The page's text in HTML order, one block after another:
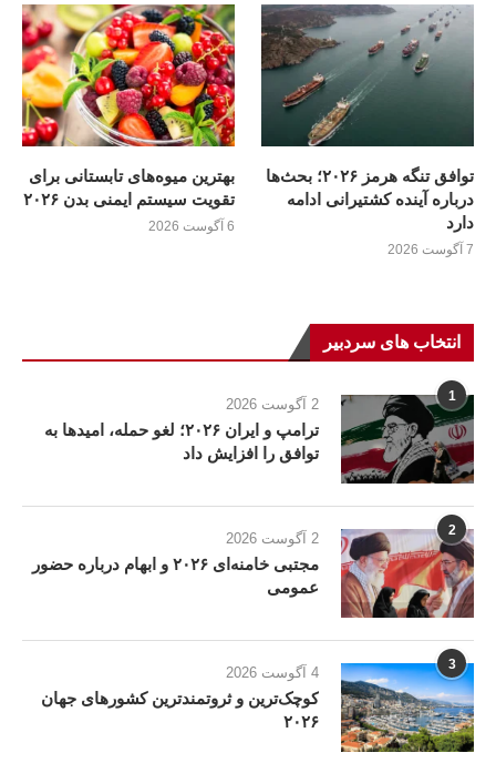
توافق تنگه هرمز ۲۰۲۶؛ بحث‌ها
درباره آینده کشتیرانی ادامه
دارد
7 آگوست 2026
بهترین میوه‌های تابستانی برای
تقویت سیستم ایمنی بدن ۲۰۲۶
6 آگوست 2026
انتخاب های سردبیر
1 2 آگوست 2026
ترامپ و ایران ۲۰۲۶؛ لغو حمله، امیدها به
توافق را افزایش داد
2 2 آگوست 2026
مجتبی خامنه‌ای ۲۰۲۶ و ابهام درباره حضور
عمومی
3 4 آگوست 2026
کوچک‌ترین و ثروتمندترین کشورهای جهان
۲۰۲۶